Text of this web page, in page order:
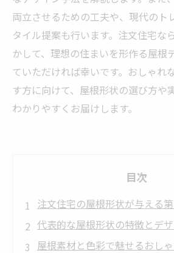
両立させるための工夫や、現代のト
タイル提案も行います。注文住宅な
かして、理想の住まいを形作る屋根
ていただければ幸いです。おしゃれ
す方に向けて、屋根形状の選び方や
わかりやすくお届けします。
目次
注文住宅の屋根形状が与える
代表的な屋根形状の特徴とデ
屋根素材と色彩で魅せるおし